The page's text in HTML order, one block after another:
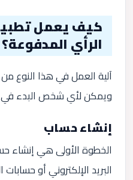
كيف يعمل
الرأي المدفوعة؟
آلية العمل في هذا النوع من
ويمكن لأي شخص البدء في
إنشاء حساب
الخطوة الأولى هي إنشاء
البريد الإلكتروني أو